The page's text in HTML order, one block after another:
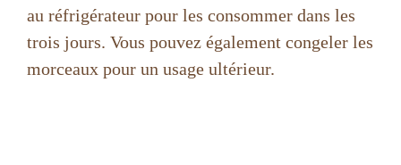
au réfrigérateur pour les consommer dans les
trois jours. Vous pouvez également congeler les
morceaux pour un usage ultérieur.